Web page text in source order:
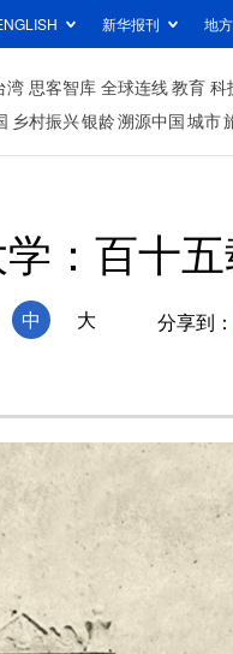
新华报刊 地
湾 思客智库 全球连线教育 科
乡村振兴银龄溯源中国城市
：百十
中 大 分享到：